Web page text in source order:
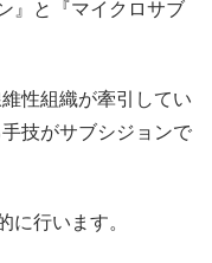
』と『マイクロサブ
性組織が牽引してい
技がサブシジョンで
行います。